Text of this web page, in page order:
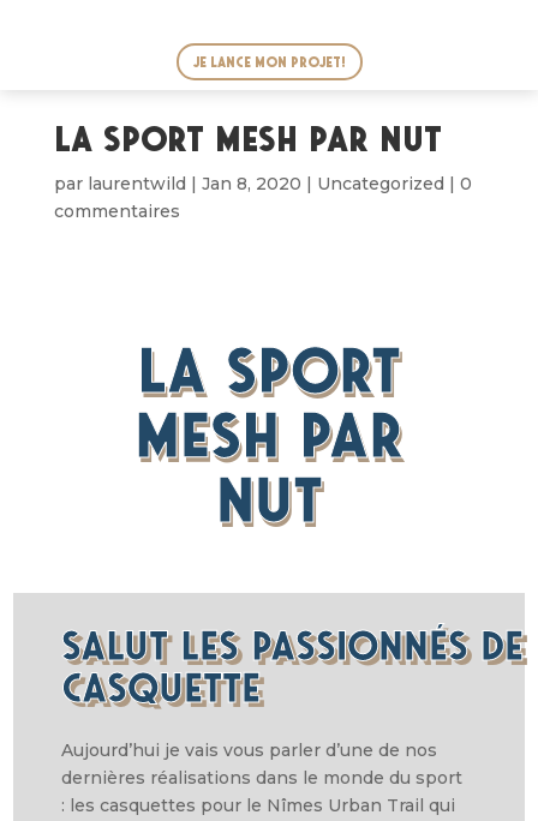
Je lance mon projet!
La sport mesh par NUT
par laurentwild | Jan 8, 2020 | Uncategorized | 0
commentaires
La sport
mesh par
nut
SALUT LES PASSIONNÉS DE
CASQUETTE
Aujourd’hui je vais vous parler d’une de nos
dernières réalisations dans le monde du sport
: les casquettes pour le Nîmes Urban Trail qui